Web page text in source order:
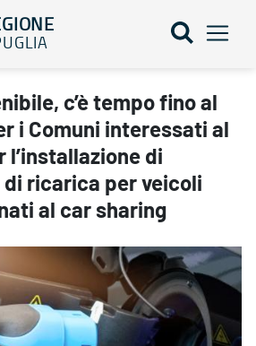
fino al 28 febbraio per i Comuni
c’è tempo fino al
i Comuni interessati al
di
ricarica per veicoli
al car sharing